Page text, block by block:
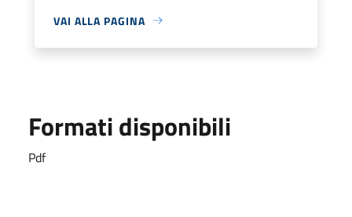
VAI ALLA PAGINA
Formati disponibili
Pdf